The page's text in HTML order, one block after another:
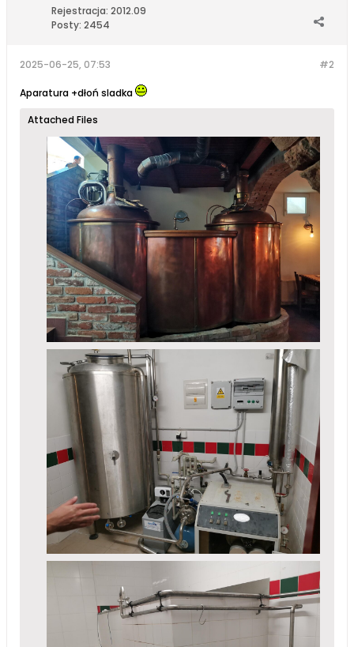
Rejestracja: 2012.09
Posty: 2454
#2
2025-06-25, 07:53
Aparatura +dłoń sladka
Attached Files